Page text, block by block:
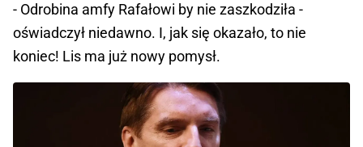
- Odrobina amfy Rafałowi by nie zaszkodziła -
oświadczył niedawno. I, jak się okazało, to nie
koniec! Lis ma już nowy pomysł.